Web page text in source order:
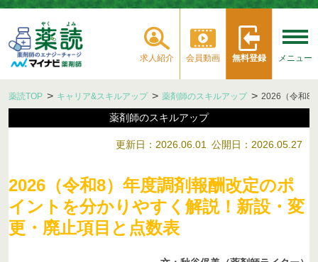
求人紹介 会員動画 無料登録 メニュー
薬読TOP キャリア&スキルアップ 薬剤師のスキルアップ 2026（令和8
薬剤師のスキルアップ
更新日：2026.06.01 公開日：2026.05.27
2026（令和8）年度調剤報酬改定のポ
イントを分かりやすく解説！新設・変
更・廃止項目と点数表